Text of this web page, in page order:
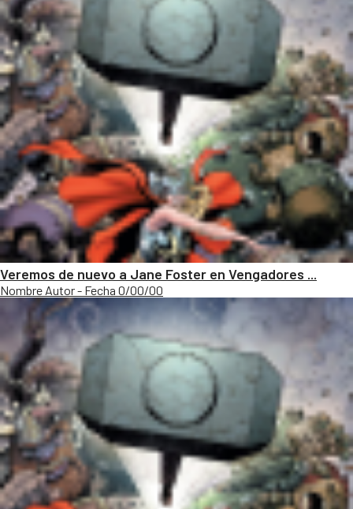
Veremos de nuevo a Jane Foster en Vengadores ...
Nombre Autor - Fecha 0/00/00